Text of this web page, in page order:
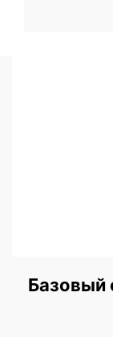
Базовый